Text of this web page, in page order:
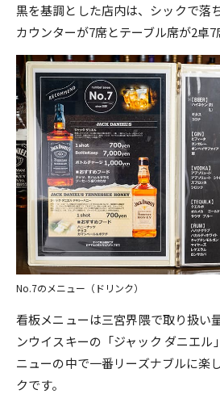
黒を基調とした店内は、シックで落
カウンターが7席とテーブル席が2卓7
No.7のメニュー（ドリンク）
看板メニューは三宮界隈で取り扱い
ンウイスキーの「ジャック ダニエル
ニューの中で一番リーズナブルに楽
クです。